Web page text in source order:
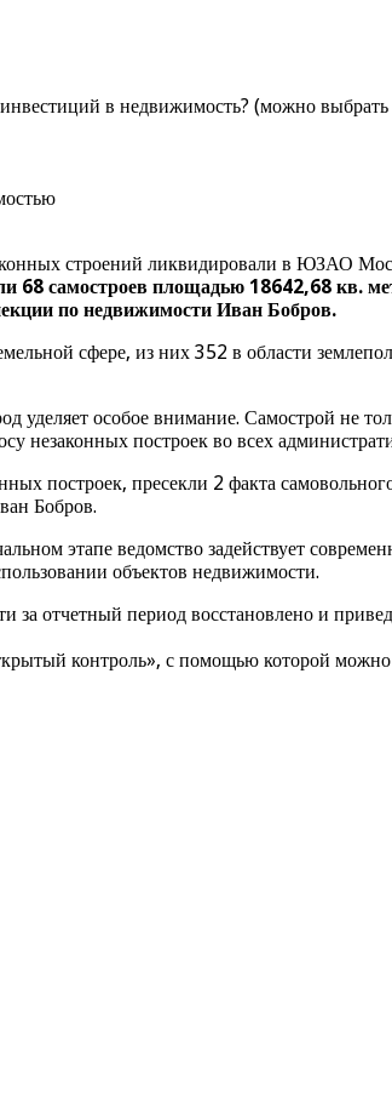
в недвижимость? (можно выбрать
строений ликвидировали в ЮЗАО
68 самостроев площадью 18642,68 кв.
по недвижимости Иван Бобров.
сфере, из них 352 в области
уделяет особое внимание. Самострой не
незаконных построек во всех
построек, пресекли 2 факта
Бобров.
этапе ведомство задействует
объектов недвижимости.
отчетный период восстановлено и
контроль», с помощью которой можно